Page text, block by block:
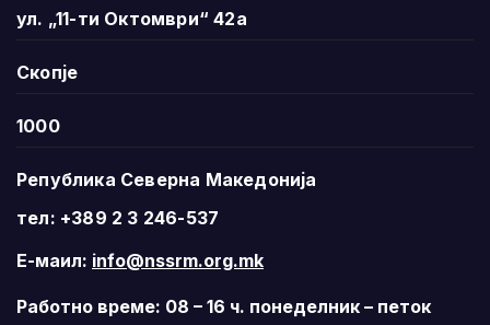
ул. „11-ти Октомври“ 42а
Скопје
1000
Република Северна Македонија
тел: +389 2 3 246-537
Е-маил: info@nssrm.org.mk
Работно време: 08 – 16 ч. понеделник – петок